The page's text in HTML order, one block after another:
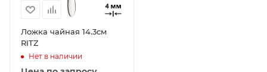
Ложка чайная 14.3см
RITZ
Нет в наличии